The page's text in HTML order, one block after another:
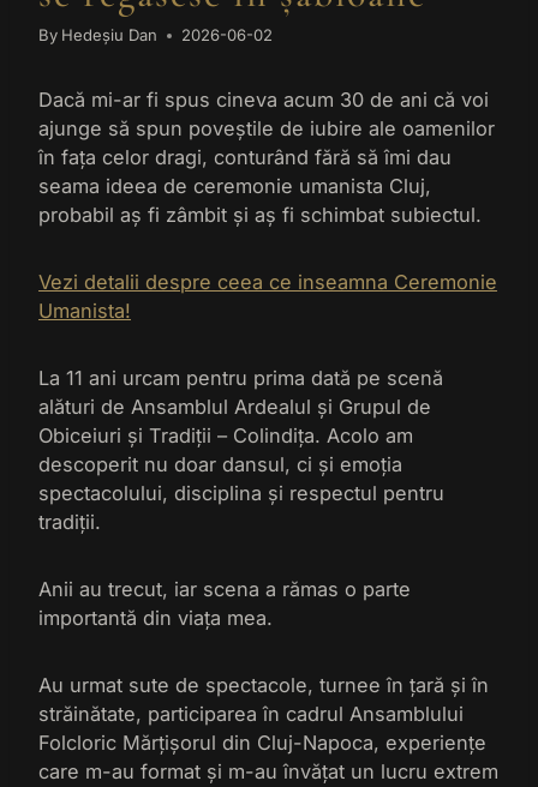
By Hedeșiu Dan 2026-06-02
Dacă mi-ar fi spus cineva acum 30 de ani că voi
ajunge să spun poveștile de iubire ale oamenilor
în fața celor dragi, conturând fără să îmi dau
seama ideea de ceremonie umanista Cluj,
probabil aș fi zâmbit și aș fi schimbat subiectul.
Vezi detalii despre ceea ce inseamna Ceremonie
Umanista!
La 11 ani urcam pentru prima dată pe scenă
alături de Ansamblul Ardealul și Grupul de
Obiceiuri și Tradiții – Colindița. Acolo am
descoperit nu doar dansul, ci și emoția
spectacolului, disciplina și respectul pentru
tradiții.
Anii au trecut, iar scena a rămas o parte
importantă din viața mea.
Au urmat sute de spectacole, turnee în țară și în
străinătate, participarea în cadrul Ansamblului
Folcloric Mărțișorul din Cluj-Napoca, experiențe
care m-au format și m-au învățat un lucru extrem